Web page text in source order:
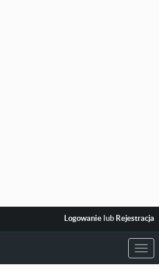
Logowanie lub Rejestracja